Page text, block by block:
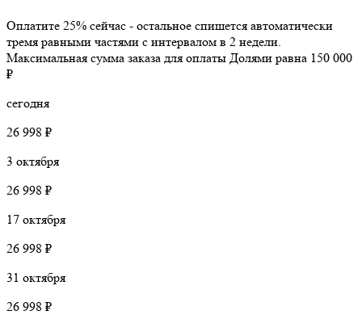
Оплатите 25% сейчас - остальное спишется автоматически
тремя равными частями с интервалом в 2 недели.
Максимальная сумма заказа для оплаты Долями равна 150 000
₽
сегодня
26 998 ₽
3 октября
26 998 ₽
17 октября
26 998 ₽
31 октября
26 998 ₽